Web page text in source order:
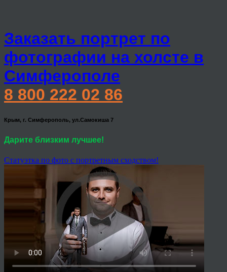
Заказать портрет по
фотографии на холсте в
Симферополе
8 800 222 02 86
Крым, г. Симферополь, ул.Самокиша 7
Дарите близким лучшее!
Статуэтка по фото с портретным сходством!